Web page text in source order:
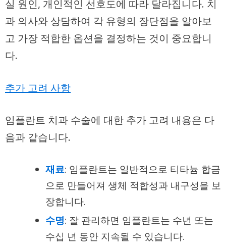
실 원인, 개인적인 선호도에 따라 달라집니다. 치
과 의사와 상담하여 각 유형의 장단점을 알아보
고 가장 적합한 옵션을 결정하는 것이 중요합니
다.
추가 고려 사항
임플란트 치과 수술에 대한 추가 고려 내용은 다
음과 같습니다.
재료: 임플란트는 일반적으로 티타늄 합금
으로 만들어져 생체 적합성과 내구성을 보
장합니다.
수명: 잘 관리하면 임플란트는 수년 또는
수십 년 동안 지속될 수 있습니다.